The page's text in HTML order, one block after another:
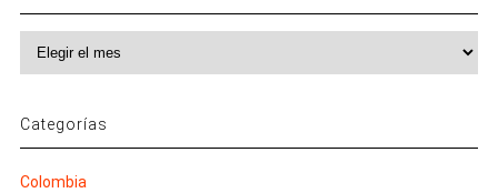
Categorías
Colombia